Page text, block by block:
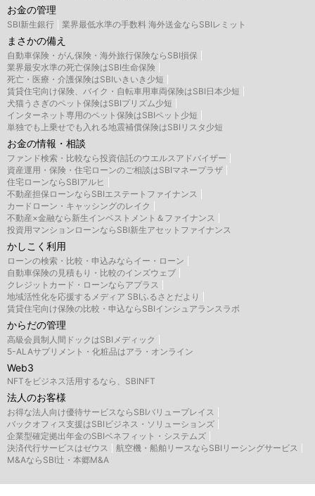
お金の管理
SBI新生銀行 業界最低水準の手数料 海外送金ならSBIレミット
まさかの備え
自動車保険・がん保険・海外旅行保険ならSBI損保
業界最安水準の死亡保険はSBI生命保険
死亡・医療・介護保険はSBIいきいき少短
賃貸住宅向け保険、バイク・自転車用車両保険はSBI日本少短
犬猫うさぎのペット保険はSBIプリズム少短
インターネット専用のペット保険はSBIペット少短
単独でも上乗せでも入れる地震補償保険はSBIリスタ少短
お金の情報・相談
ファンド検索・比較なら投資信託のウエルスアドバイザー
資産運用・保険・住宅ローンのご相談はSBIマネープラザ
住宅ローンならSBIアルヒ
不動産担保ローンならSBIエステートファイナンス
カードローン・キャッシングのレイク
不動産×金融なら新生インベストメント＆ファイナンス
投資用マンションローンならSBI新生アセットファイナンス
かしこく利用
ローンの検索・比較・申込みならイー・ローン
自動車保険の見積もり・比較のインズウェブ
クレジットカード・ローンならアプラス
地域活性化を応援するメディア SBIふるさとだより
賃貸住宅向け保険の比較・申込ならSBIインシュアランスラボ
からだの管理
高級会員制人間ドックはSBIメディック
5-ALAサプリメント・化粧品はアラ・オンライン
Web3
NFTをビジネス活用するなら、SBINFT
法人のお客様
お得な法人向け優待サービスならSBIバリュープレイス
バックオフィス支援はSBIビジネス・ソリューションズ
企業型確定拠出年金のSBIベネフィット・システムズ
決済代行サービスはゼウス
航空機・船舶リースならSBIリーシングサービス
M&AならSBI辻・本郷M&A